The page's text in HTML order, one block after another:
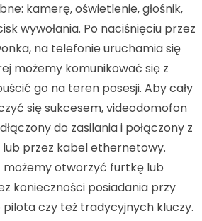
kamerę, oświetlenie, głośnik,
wywołania. Po naciśnięciu przez
na telefonie uruchamia się
możemy komunikować się z
go na teren posesji. Aby cały
się sukcesem, videodomofon
do zasilania i połączony z
lub przez kabel ethernetowy.
możemy otworzyć furtkę lub
konieczności posiadania przy
czy też tradycyjnych kluczy.